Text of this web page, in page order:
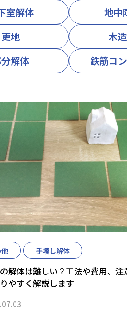
室解体 地中
更地 木
解体 鉄筋コ
手壊し解体
解体は難しい？工法や費用、注
やすく解説します